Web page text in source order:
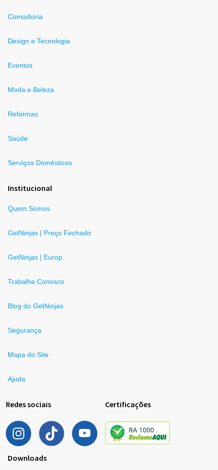
Consultoria
Design e Tecnologia
Eventos
Moda e Beleza
Reformas
Saúde
Serviços Domésticos
Institucional
Quem Somos
GetNinjas | Preço Fechado
GetNinjas | Europ
Trabalhe Conosco
Blog do GetNinjas
Segurança
Mapa do Site
Ajuda
Redes sociais Certificações
Downloads